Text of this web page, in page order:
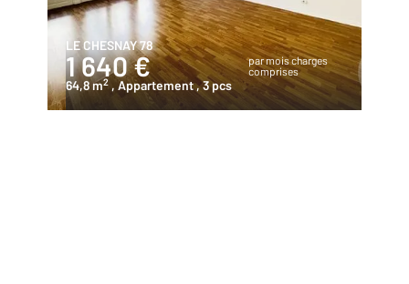
LE CHESNAY 78
1 640 €
par mois charges
comprises
64,8 m2 , Appartement, 3 pcs